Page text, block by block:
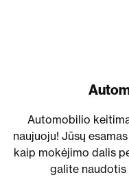
Automobilio
naujuoju! Jūsų
kaip mokėjimo dalis
galite naudotis